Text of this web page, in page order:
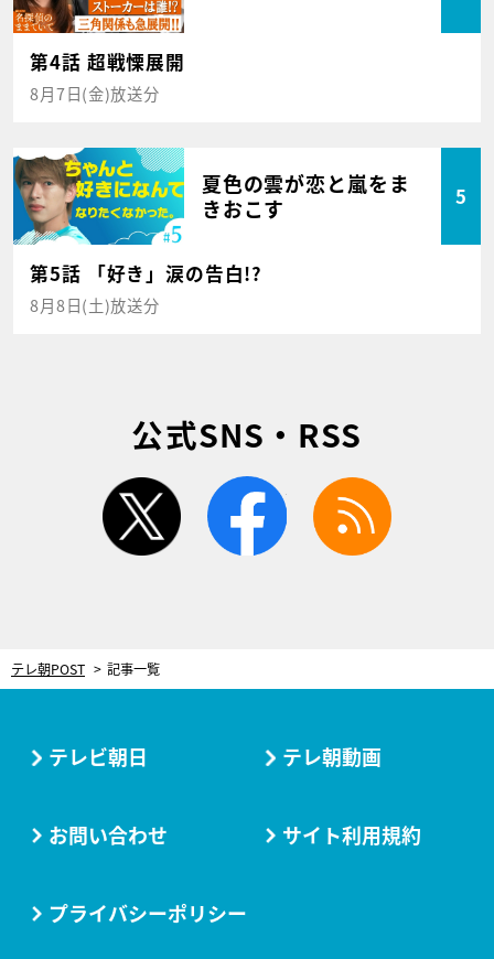
第4話 超戦慄展開
8月7日(金)放送分
夏色の雲が恋と嵐をま
きおこす
5
第5話 「好き」涙の告白!?
8月8日(土)放送分
公式SNS・RSS
twitter facebook
テレ朝POST 記事一覧
テレビ朝日 テレ朝動画
お問い合わせ サイト利用規約
プライバシーポリシー